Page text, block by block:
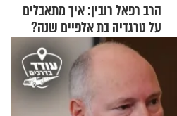
הרב רפאל רובין: איך מתאבלים
על טרגדיה בת אלפיים שנה?